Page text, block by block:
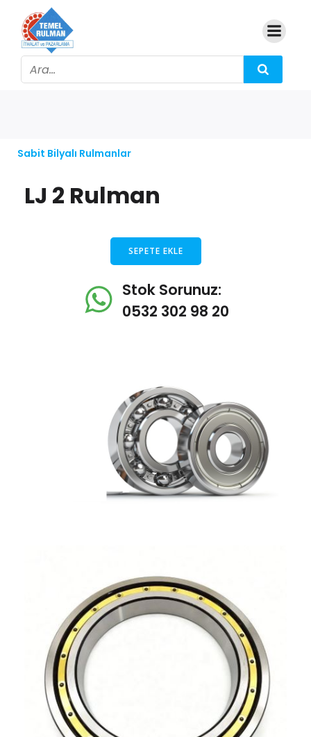
Sabit Bilyalı Rulmanlar
LJ 2 Rulman
SEPETE EKLE
Stok Sorunuz:
0532 302 98 20